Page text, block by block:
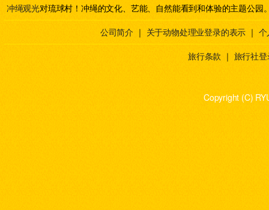
冲绳观光对琉球村！冲绳的文化、艺能、自然能看到和体验的主题公园
公司简介 ｜ 关于动物处理业登录的表示 ｜
旅行条款 ｜ 旅行社
Copyright (C)